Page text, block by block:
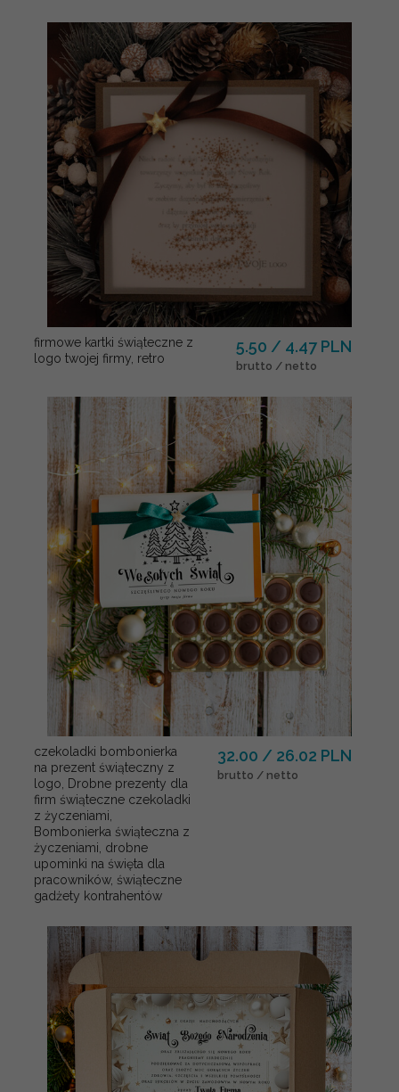
firmowe kartki świąteczne z
logo twojej firmy, retro
5.50 / 4.47 PLN
brutto / netto
czekoladki bombonierka
na prezent świąteczny z
logo, Drobne prezenty dla
firm świąteczne czekoladki
z życzeniami,
Bombonierka świąteczna z
życzeniami, drobne
upominki na święta dla
pracowników, świąteczne
gadżety kontrahentów
32.00 / 26.02 PLN
brutto / netto